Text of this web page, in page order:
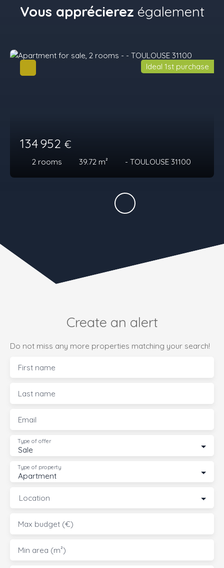
Vous apprécierez également
134 952 €
2 rooms 39.72 m² - TOULOUSE 31100
Ideal 1st purchase
Create an alert
Do not miss any more properties matching your search!
First name
Last name
Email
Sale
Type of offer
Apartment
Type of property
Location
Max budget (€)
Min area (m²)